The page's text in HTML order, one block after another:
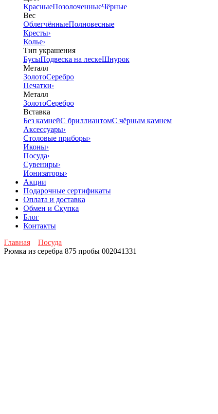
КрасныеПозолоченныеЧёрные
Вес
ОблегчённыеПолновесные
Кресты›
Колье›
Тип украшения
БусыПодвеска на лескеШнурок
Металл
ЗолотоСеребро
Печатки›
Металл
ЗолотоСеребро
Вставка
Без камнейС бриллиантомС чёрным камнем
Аксессуары›
Столовые приборы›
Иконы›
Посуда›
Сувениры›
Ионизаторы›
Акции
Подарочные сертификаты
Оплата и доставка
Обмен и Скупка
Блог
Контакты
Главная
Посуда
Рюмка из серебра 875 пробы 002041331